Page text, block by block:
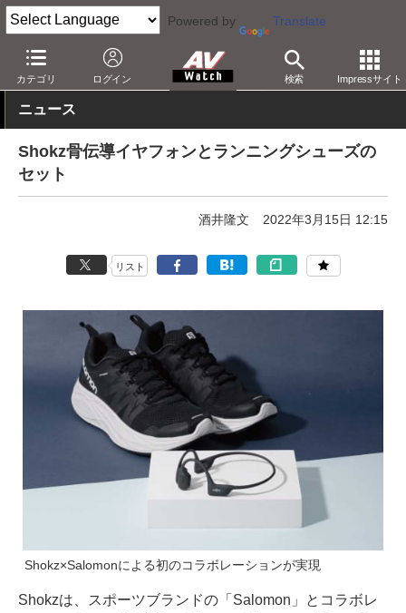
Powered by Translate
カテゴリ ログイン 検索 Impressサイト
AV Watch 製品 ヘッドフォン その他
ニュース
Shokz骨伝導イヤフォンとランニングシューズの
セット
酒井隆文 2022年3月15日 12:15
リスト
Shokz×Salomonによる初のコラボレーションが実現
Shokzは、スポーツブランドの「Salomon」とコラボレ